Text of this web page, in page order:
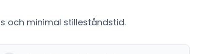
och minimal stilleståndstid.